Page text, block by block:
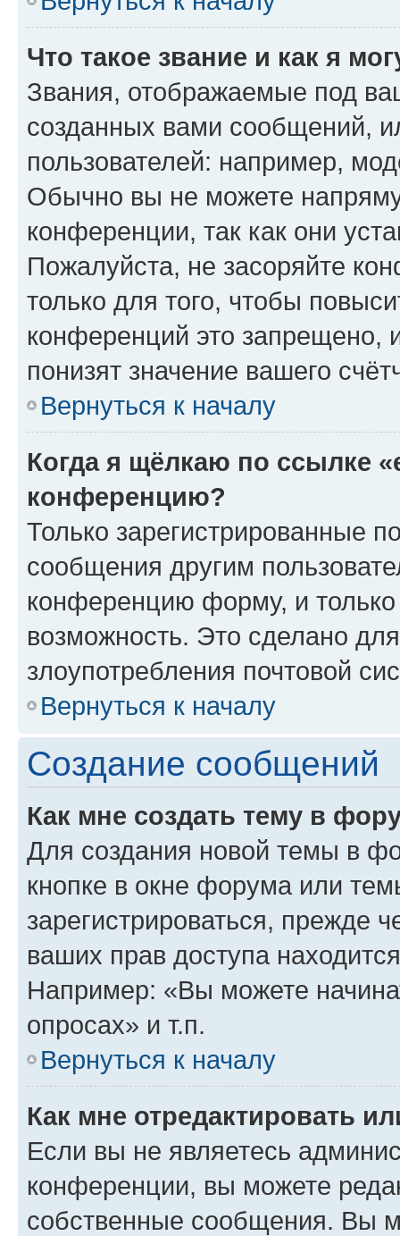
Что такое звание и как я
Звания, отображаемые под
созданных вами сообщений,
пользователей: например,
Обычно вы не можете
конференции, так как они
Пожалуйста, не засоряйте
только для того, чтобы
конференций это запрещено,
понизят значение вашего
Вернуться к началу
Когда я щёлкаю по ссылке
конференцию?
Только зарегистрированные
сообщения другим
конференцию форму, и
возможность. Это сделано
злоупотребления почтовой
Вернуться к началу
Создание сообщений
Как мне создать тему в
Для создания новой темы в
кнопке в окне форума или
зарегистрироваться, прежде
ваших прав доступа
Например: «Вы можете
опросах» и т.п.
Вернуться к началу
Как мне отредактировать
Если вы не являетесь
конференции, вы можете
собственные сообщения. Вы